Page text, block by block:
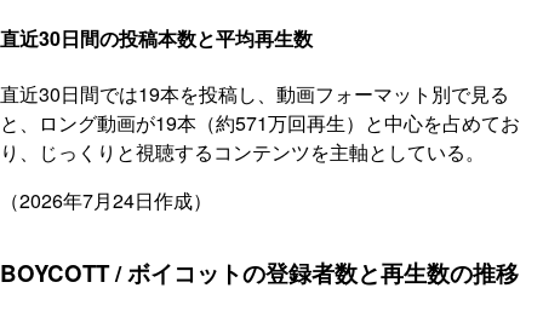
直近30日間の投稿本数と平均再生数
直近30日間では19本を投稿し、動画フォーマット別で見る
と、ロング動画が19本（約571万回再生）と中心を占めてお
り、じっくりと視聴するコンテンツを主軸としている。
（2026年7月24日作成）
BOYCOTT / ボイコットの登録者数と再生数の推移